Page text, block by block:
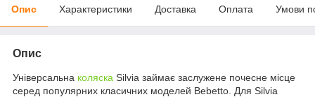
Опис Характеристики Доставка Оплата Умови
Опис
Універсальна коляска Silvia займає заслужене почесне місце
серед популярних класичних моделей Bebetto. Для Silvia